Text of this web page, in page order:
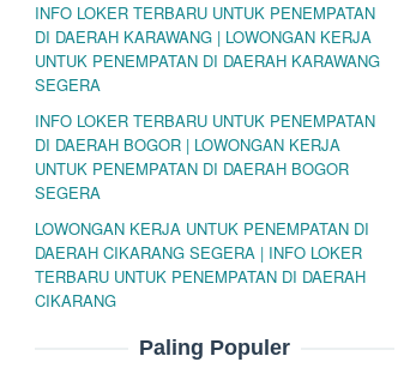
INFO LOKER TERBARU UNTUK PENEMPATAN
DI DAERAH KARAWANG | LOWONGAN KERJA
UNTUK PENEMPATAN DI DAERAH KARAWANG
SEGERA
INFO LOKER TERBARU UNTUK PENEMPATAN
DI DAERAH BOGOR | LOWONGAN KERJA
UNTUK PENEMPATAN DI DAERAH BOGOR
SEGERA
LOWONGAN KERJA UNTUK PENEMPATAN DI
DAERAH CIKARANG SEGERA | INFO LOKER
TERBARU UNTUK PENEMPATAN DI DAERAH
CIKARANG
Paling Populer